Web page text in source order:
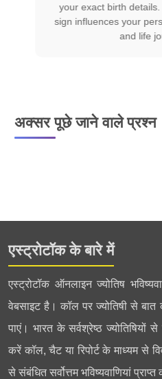
your exact birth
sign influences your
and life
अक्सर पूछे जाने वाले प्रश्न
एस्ट्रोटॉक के बारे में
एस्ट्रोटॉक ऑनलाइन ज्योतिष
वेबसाइट है। कॉल पर ज्योतिषी से
पाएं। भारत के सर्वश्रेष्ठ ज्योतिषियों से
करें कॉल, चैट या रिपोर्ट के माध्यम से
से संबंधित सर्वोत्तम भविष्यवाणियां प्राप्त